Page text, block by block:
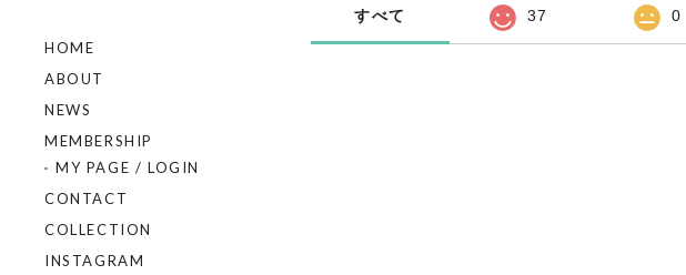
HOME
ABOUT
NEWS
MEMBERSHIP
MY PAGE / LOGIN
CONTACT
COLLECTION
INSTAGRAM
すべて 37 0